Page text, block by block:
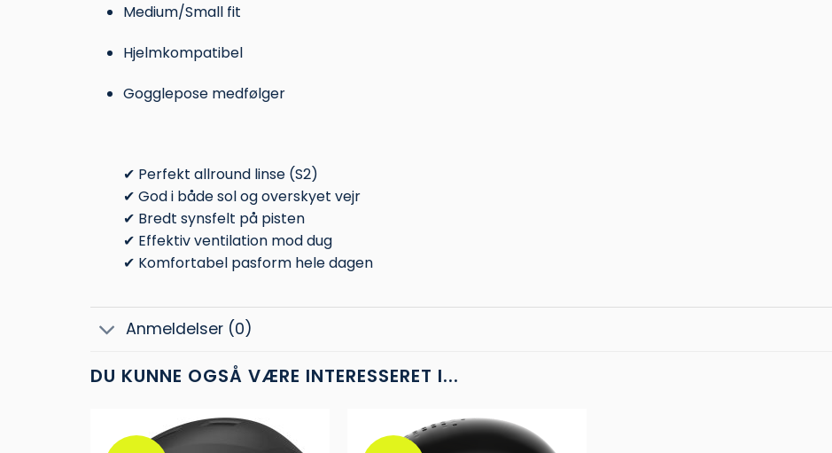
Medium/Small fit
Hjelmkompatibel
Gogglepose medfølger
✔ Perfekt allround linse (S2)
✔ God i både sol og overskyet vejr
✔ Bredt synsfelt på pisten
✔ Effektiv ventilation mod dug
✔ Komfortabel pasform hele dagen
Anmeldelser (0)
DU KUNNE OGSÅ VÆRE INTERESSERET I...